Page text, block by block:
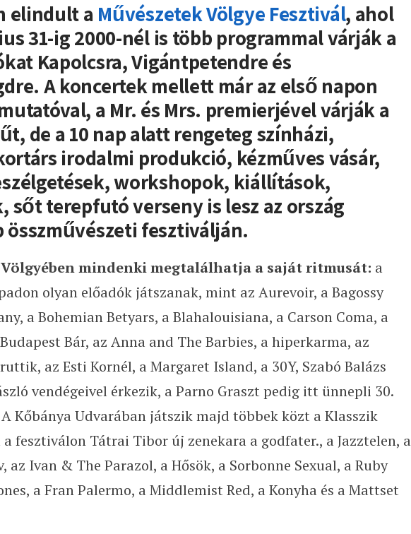
Művészetek Völgye Fesztivál
elindult a Művészetek Völgye Fesztivál, ahol
31-ig 2000-nél is több programmal várják a
Kapolcsra, Vigántpetendre és
A koncertek mellett már az első napon
a Mr. és Mrs. premierjével várják a
de a 10 nap alatt rengeteg színházi,
irodalmi produkció, kézműves vásár,
workshopok, kiállítások,
sőt terepfutó verseny is lesz az ország
összművészeti fesztiválján.
Völgyében mindenki megtalálhatja a saját ritmusát: a
olyan előadók játszanak, mint az Aurevoir, a Bagossy
a Bohemian Betyars, a Blahalouisiana, a Carson Coma, a
Bár, az Anna and The Barbies, a hiperkarma, az
az Esti Kornél, a Margaret Island, a 30Y, Szabó Balázs
vendégeivel érkezik, a Parno Graszt pedig itt ünnepli 30.
Kőbánya Udvarában játszik majd többek közt a Klasszik
fesztiválon Tátrai Tibor új zenekara a godfater., a Jazztelen, a
az Ivan & The Parazol, a Hősök, a Sorbonne Sexual, a Ruby
a Fran Palermo, a Middlemist Red, a Konyha és a Mattset